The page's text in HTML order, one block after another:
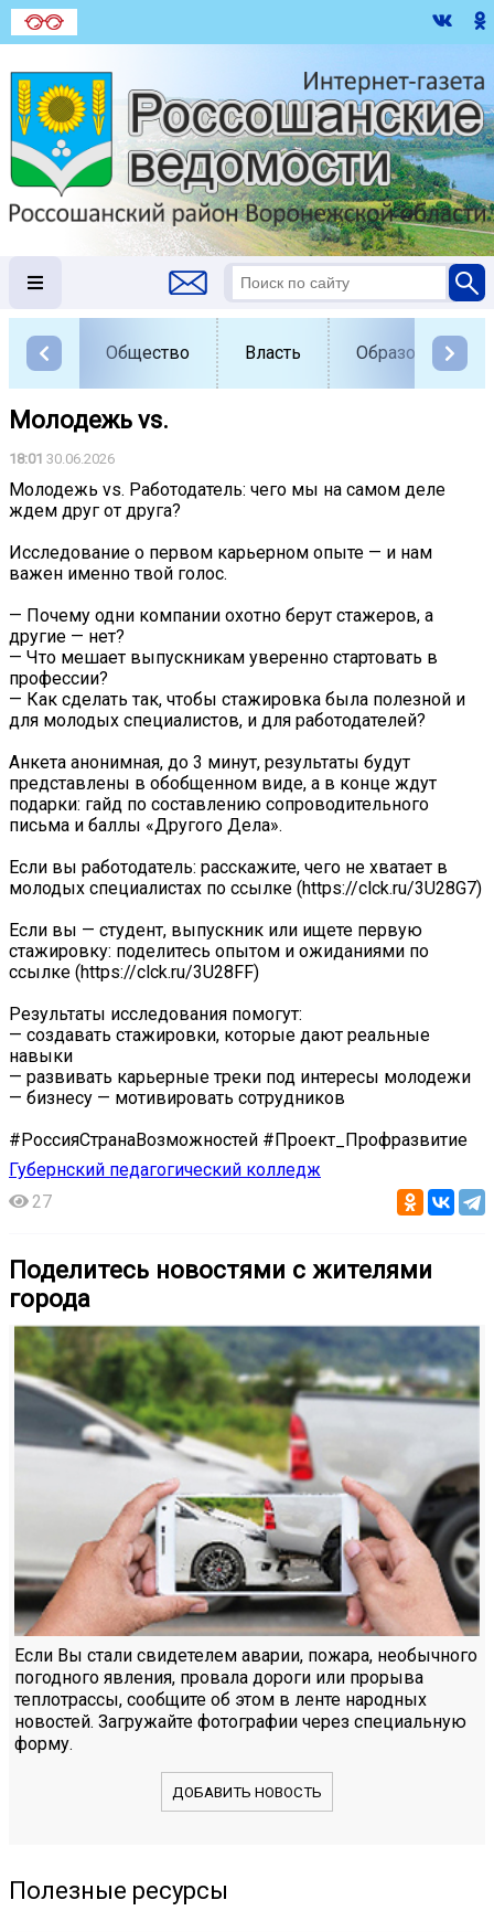
Общество Власть Образование
Молодежь vs.
18:01 30.06.2026
Молодежь vs. Работодатель: чего мы на самом деле
ждем друг от друга?
Исследование о первом карьерном опыте — и нам
важен именно твой голос.
— Почему одни компании охотно берут стажеров, а
другие — нет?
— Что мешает выпускникам уверенно стартовать в
профессии?
— Как сделать так, чтобы стажировка была полезной и
для молодых специалистов, и для работодателей?
Анкета анонимная, до 3 минут, результаты будут
представлены в обобщенном виде, а в конце ждут
подарки: гайд по составлению сопроводительного
письма и баллы «Другого Дела».
Если вы работодатель: расскажите, чего не хватает в
молодых специалистах по ссылке (https://clck.ru/3U28G7)
Если вы — студент, выпускник или ищете первую
стажировку: поделитесь опытом и ожиданиями по
ссылке (https://clck.ru/3U28FF)
Результаты исследования помогут:
— создавать стажировки, которые дают реальные
навыки
— развивать карьерные треки под интересы молодежи
— бизнесу — мотивировать сотрудников
#РоссияСтранаВозможностей #Проект_Профразвитие
Губернский педагогический колледж
27
Поделитесь новостями с жителями
города
Если Вы стали свидетелем аварии, пожара, необычного
погодного явления, провала дороги или прорыва
теплотрассы, сообщите об этом в ленте народных
новостей. Загружайте фотографии через специальную
форму.
ДОБАВИТЬ НОВОСТЬ
Полезные ресурсы